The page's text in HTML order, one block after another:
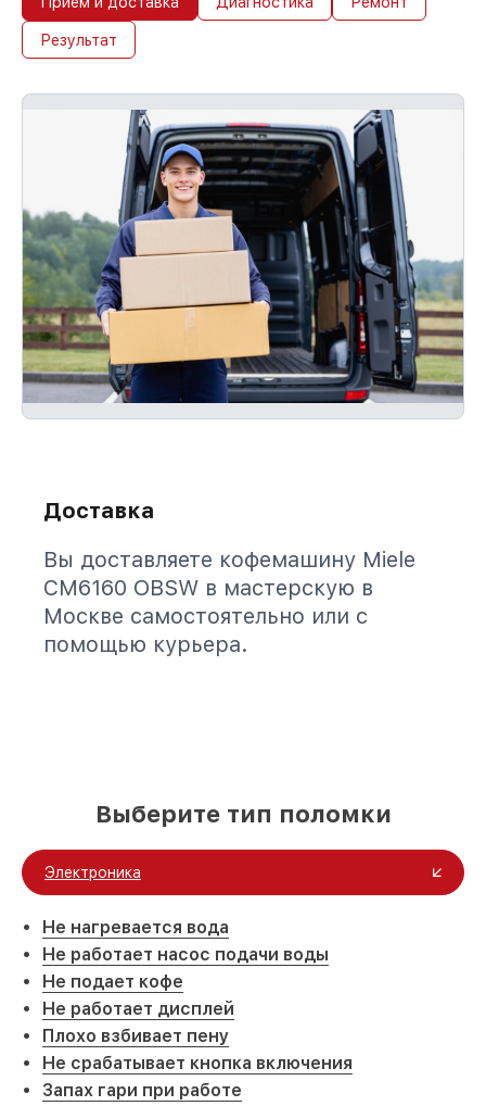
Результат
Доставка
Вы доставляете кофемашину Miele
CM6160 OBSW в мастерскую в
Москве самостоятельно или с
помощью курьера.
Выберите тип поломки
Электроника
Не нагревается вода
Не работает насос подачи воды
Не подает кофе
Не работает дисплей
Плохо взбивает пену
Не срабатывает кнопка включения
Запах гари при работе